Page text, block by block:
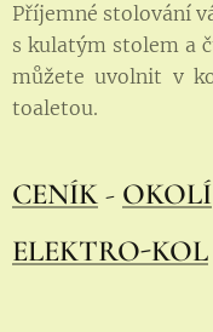
Příjemné stolování
s kulatým stolem a
můžete uvolnit v
toaletou.
CENÍK - OKOLÍ
ELEKTRO-KOL